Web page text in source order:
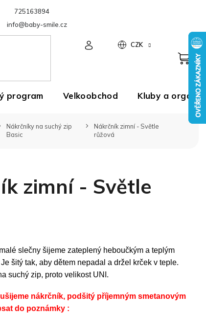
725163894
info@baby-smile.cz
CZK
program Velkoobchod Kluby a
Nákrčníky na suchý zip
Basic
Nákrčník zimní - Světle
růžová
zimní - Světle
slečny šijeme zateplený heboučkým a teplým
šitý tak, aby dětem nepadal a držel krček v teple.
suchý zip, proto velikost UNI.
nákrčník, podšitý příjemným smetanovým
do poznámky :